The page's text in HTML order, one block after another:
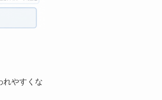
れやすくな